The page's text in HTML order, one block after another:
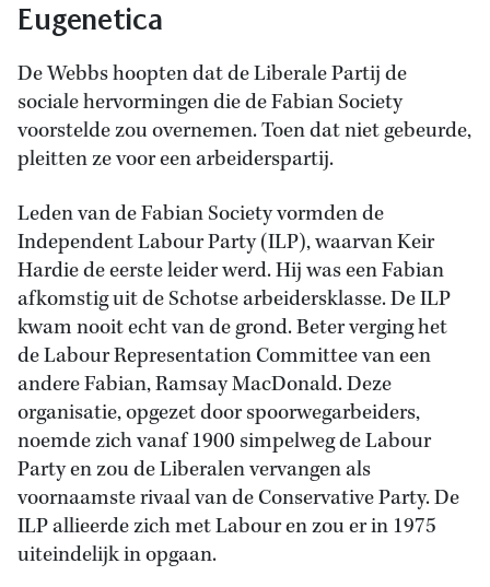
Eugenetica
De Webbs hoopten dat de Liberale Partij de
sociale hervormingen die de Fabian Society
voorstelde zou overnemen. Toen dat niet gebeurde,
pleitten ze voor een arbeiderspartij.
Leden van de Fabian Society vormden de
Independent Labour Party (ILP), waarvan Keir
Hardie de eerste leider werd. Hij was een Fabian
afkomstig uit de Schotse arbeidersklasse. De ILP
kwam nooit echt van de grond. Beter verging het
de Labour Representation Committee van een
andere Fabian, Ramsay MacDonald. Deze
organisatie, opgezet door spoorwegarbeiders,
noemde zich vanaf 1900 simpelweg de Labour
Party en zou de Liberalen vervangen als
voornaamste rivaal van de Conservative Party. De
ILP allieerde zich met Labour en zou er in 1975
uiteindelijk in opgaan.